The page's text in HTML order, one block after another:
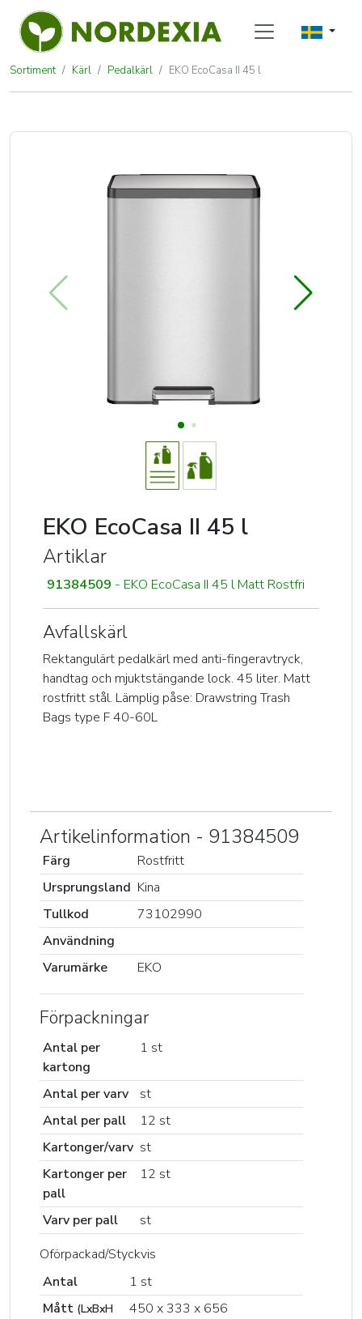
Sortiment Kärl Pedalkärl EKO EcoCasa II 45 l
EKO EcoCasa II 45 l
EKO EcoCasa II 45 l
Artiklar
91384509 - EKO EcoCasa II 45 l Matt Rostfri
Avfallskärl
Rektangulärt pedalkärl med anti-fingeravtryck,
handtag och mjuktstängande lock. 45 liter. Matt
rostfritt stål. Lämplig påse: Drawstring Trash
Bags type F 40-60L
Artikelinformation - 91384509
Färg
Rostfritt
Ursprungsland Kina
Tullkod
73102990
Användning
Varumärke
EKO
Förpackningar
Antal per
kartong
1 st
Antal per varv
st
Antal per pall
12 st
Kartonger/varv st
Kartonger per
pall
12 st
Varv per pall
st
Oförpackad/Styckvis
Antal
1 st
Mått (LxBxH
450 x 333 x 656